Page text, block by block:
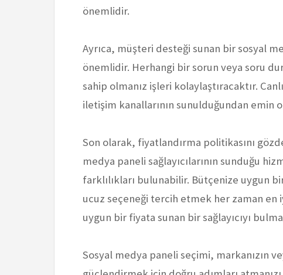
önemlidir.
Ayrıca, müşteri desteği sunan bir sosyal
önemlidir. Herhangi bir sorun veya soru
sahip olmanız işleri kolaylaştıracaktır.
iletişim kanallarının sunulduğundan emin
Son olarak, fiyatlandırma politikasını
medya paneli sağlayıcılarının sunduğu
farklılıkları bulunabilir. Bütçenize uygun
ucuz seçeneği tercih etmek her zaman
uygun bir fiyata sunan bir sağlayıcıyı
Sosyal medya paneli seçimi, markanızın